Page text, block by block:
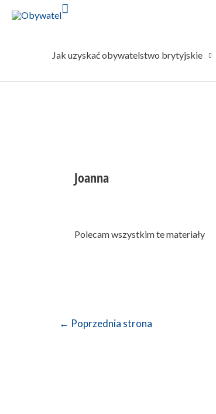
Jak uzyskać obywatelstwo brytyjskie
Joanna
Polecam wszystkim te materiały
Nawigacja
← Poprzednia strona